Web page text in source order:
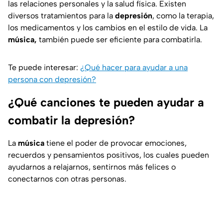
las relaciones personales y la salud física. Existen
diversos tratamientos para la depresión, como la terapia,
los medicamentos y los cambios en el estilo de vida. La
música, también puede ser eficiente para combatirla.
Te puede interesar: ¿Qué hacer para ayudar a una
persona con depresión?
¿Qué canciones te pueden ayudar a
combatir la depresión?
La música tiene el poder de provocar emociones,
recuerdos y pensamientos positivos, los cuales pueden
ayudarnos a relajarnos, sentirnos más felices o
conectarnos con otras personas.